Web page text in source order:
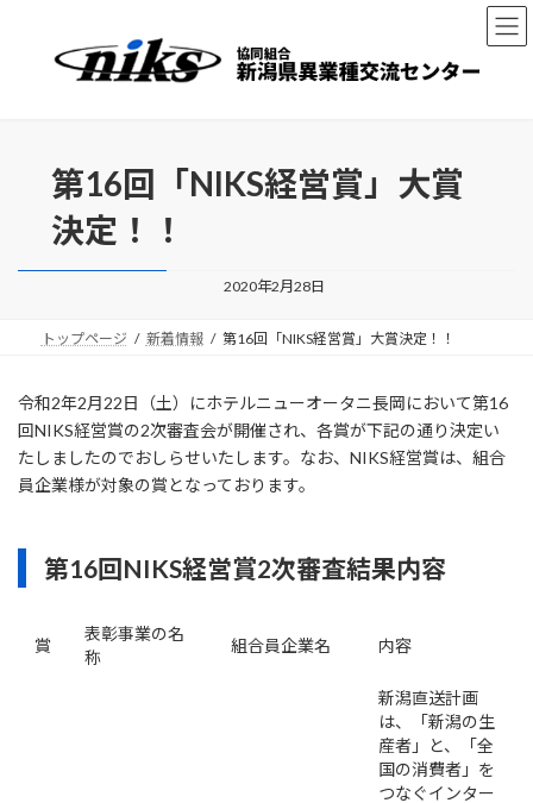
第16回「NIKS経営賞」大賞
決定！！
2020年2月28日
トップページ 新着情報 第16回「NIKS経営賞」大賞決定！！
令和2年2月22日（土）にホテルニューオータニ長岡において第16
回NIKS経営賞の2次審査会が開催され、各賞が下記の通り決定い
たしましたのでおしらせいたします。なお、NIKS経営賞は、組合
員企業様が対象の賞となっております。
第16回NIKS経営賞2次審査結果内容
賞
表彰事業の名
称
組合員企業名 内容
新潟直送計画
は、「新潟の生
産者」と、「全
国の消費者」を
つなぐインター